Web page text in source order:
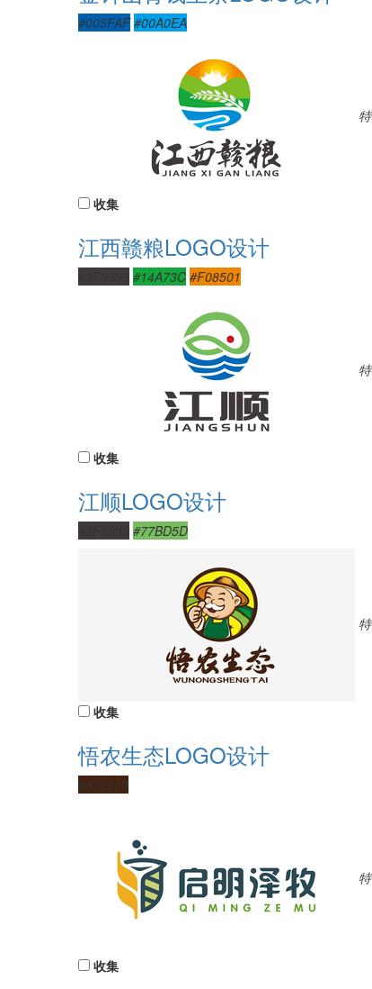
#005FAF #00A0EA
特
收集
江西赣粮LOGO设计
#14A73C #F08501
特
收集
江顺LOGO设计
#77BD5D
特
收集
悟农生态LOGO设计
#422110
特
收集